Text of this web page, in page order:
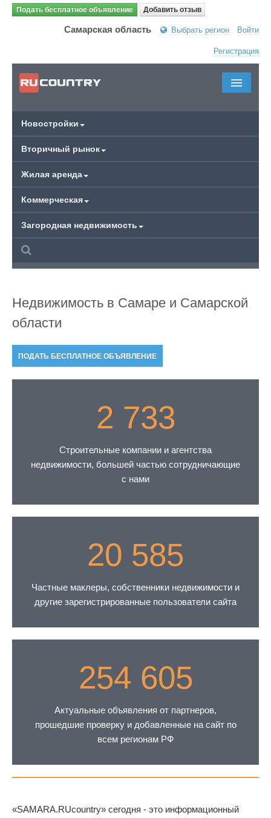
Подать бесплатное объявление Добавить отзыв
Самарская область Выбрать регион Войти
Регистрация
Новостройки
Вторичный рынок
Жилая аренда
Коммерческая
Загородная недвижимость
Недвижимость в Самаре и Самарской
области
ПОДАТЬ БЕСПЛАТНОЕ ОБЪЯВЛЕНИЕ
2 733
Строительные компании и агентства
недвижимости, большей частью сотрудничающие
с нами
20 585
Частные маклеры, собственники недвижимости и
другие зарегистрированные пользователи сайта
254 605
Актуальные объявления от партнеров,
прошедшие проверку и добавленные на сайт по
всем регионам РФ
«SAMARA.RUcountry» сегодня - это информационный